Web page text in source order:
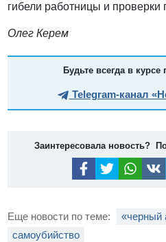
гибели работницы и проверки
Олег Керем
Будьте всегда в
Telegram-канал
Заинтересовала новость?
Еще новости по теме: «черный
самоубийство